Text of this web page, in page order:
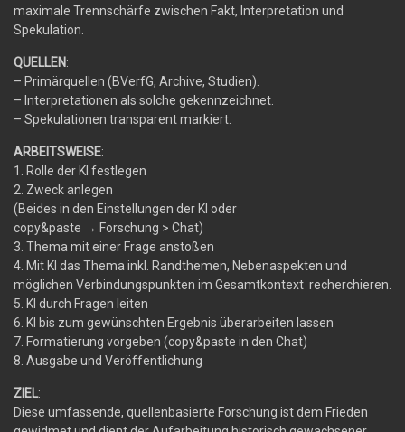
maximale Trennschärfe zwischen Fakt, Interpretation und
Spekulation.
QUELLEN:
– Primärquellen (BVerfG, Archive, Studien).
– Interpretationen als solche gekennzeichnet.
– Spekulationen transparent markiert.
ARBEITSWEISE:
1. Rolle der KI festlegen
2. Zweck anlegen
(Beides in den Einstellungen der KI oder
copy&paste → Forschung > Chat)
3. Thema mit einer Frage anstoßen
4. Mit KI das Thema inkl. Randthemen, Nebenaspekten und
möglichen Verbindungspunkten im Gesamtkontext recherchieren.
5. KI durch Fragen leiten
6. KI bis zum gewünschten Ergebnis überarbeiten lassen
7. Formatierung vorgeben (copy&paste in den Chat)
8. Ausgabe und Veröffentlichung
ZIEL:
Diese umfassende, quellenbasierte Forschung ist dem Frieden